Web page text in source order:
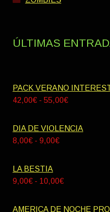
ÚLTIMAS
PACK VERANO
42,00€ - 55,00€Rango
precios:
DIA DE VIOLENCIA
8,00€ - 9,00€Rango
desde
LA BESTIA
9,00€ - 10,00€Rango
precios:
AMERICA DE NOCHE